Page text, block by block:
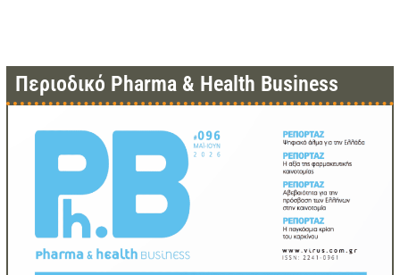
Περιοδικό Pharma & Health Business